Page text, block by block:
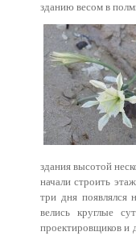
зданию весом в
здания высотой
начали строить
три дня
велись круглые
проектировщиков и